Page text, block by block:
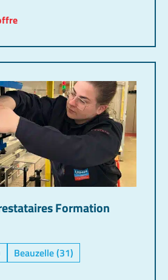
Formation
Beauzelle (31)